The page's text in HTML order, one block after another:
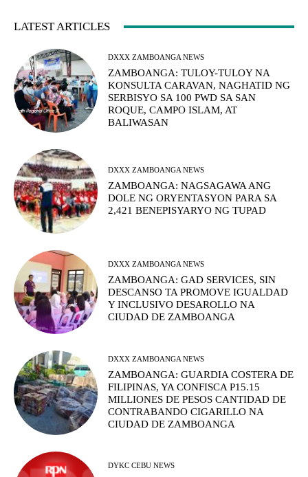
LATEST ARTICLES
DXXX ZAMBOANGA NEWS
ZAMBOANGA: TULOY-TULOY NA
KONSULTA CARAVAN, NAGHATID NG
SERBISYO SA 100 PWD SA SAN
ROQUE, CAMPO ISLAM, AT
BALIWASAN
DXXX ZAMBOANGA NEWS
ZAMBOANGA: NAGSAGAWA ANG
DOLE NG ORYENTASYON PARA SA
2,421 BENEPISYARYO NG TUPAD
DXXX ZAMBOANGA NEWS
ZAMBOANGA: GAD SERVICES, SIN
DESCANSO TA PROMOVE IGUALDAD
Y INCLUSIVO DESAROLLO NA
CIUDAD DE ZAMBOANGA
DXXX ZAMBOANGA NEWS
ZAMBOANGA: GUARDIA COSTERA DE
FILIPINAS, YA CONFISCA P15.15
MILLIONES DE PESOS CANTIDAD DE
CONTRABANDO CIGARILLO NA
CIUDAD DE ZAMBOANGA
DYKC CEBU NEWS